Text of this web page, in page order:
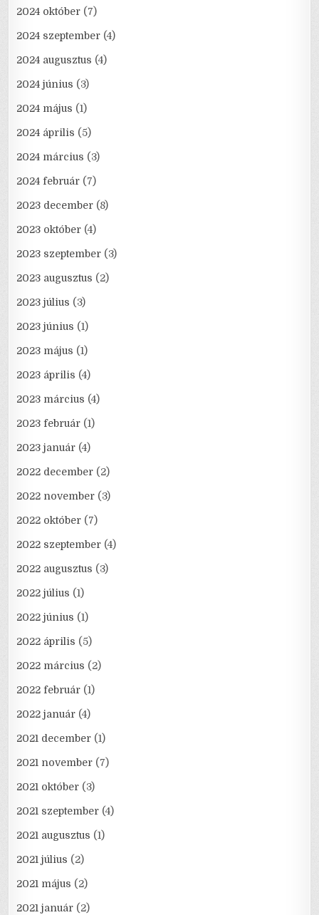
2024 október (7)
2024 szeptember (4)
2024 augusztus (4)
2024 június (3)
2024 május (1)
2024 április (5)
2024 március (3)
2024 február (7)
2023 december (8)
2023 október (4)
2023 szeptember (3)
2023 augusztus (2)
2023 július (3)
2023 június (1)
2023 május (1)
2023 április (4)
2023 március (4)
2023 február (1)
2023 január (4)
2022 december (2)
2022 november (3)
2022 október (7)
2022 szeptember (4)
2022 augusztus (3)
2022 július (1)
2022 június (1)
2022 április (5)
2022 március (2)
2022 február (1)
2022 január (4)
2021 december (1)
2021 november (7)
2021 október (3)
2021 szeptember (4)
2021 augusztus (1)
2021 július (2)
2021 május (2)
2021 január (2)